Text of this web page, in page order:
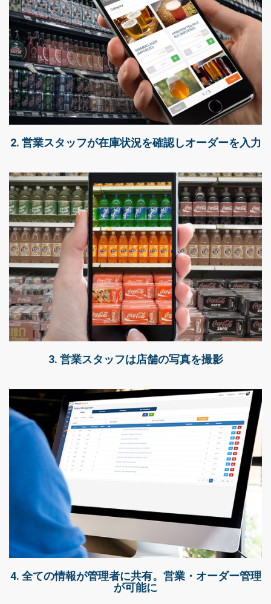
2. 営業スタッフが在庫状況を確認しオーダーを入力
3. 営業スタッフは店舗の写真を撮影
4. 全ての情報が管理者に共有。営業・オーダー管理
が可能に